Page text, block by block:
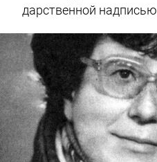
дарственной надписью